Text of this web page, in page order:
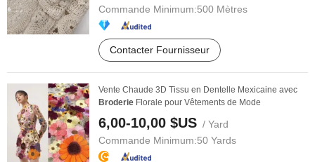
Commande Minimum:500 Mètres
Contacter Fournisseur
Vente Chaude 3D Tissu en Dentelle Mexicaine avec
Broderie Florale pour Vêtements de Mode
6,00-10,00 $US / Yard
Commande Minimum:50 Yards